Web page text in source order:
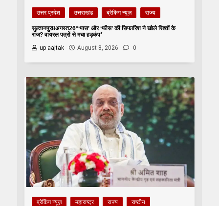
उत्तर प्रदेश उत्तराखंड ब्रेकिंग न्यूज़ राज्य
सुल्तानपुर8अगस्त26*‘पास’ और ‘फीस’ की सिफारिश ने खोले रिश्तों के
राज? वायरल पत्रों से मचा हड़कंप*
up aajtak
August 8, 2026 0
ब्रेकिंग न्यूज़ महाराष्ट्र राज्य राष्टीय